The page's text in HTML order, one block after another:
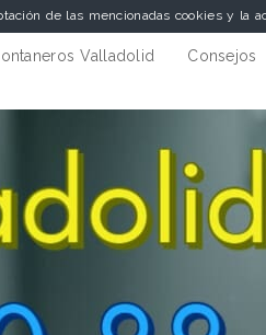
Valladolid Consejos
de las mencionadas cookies y la